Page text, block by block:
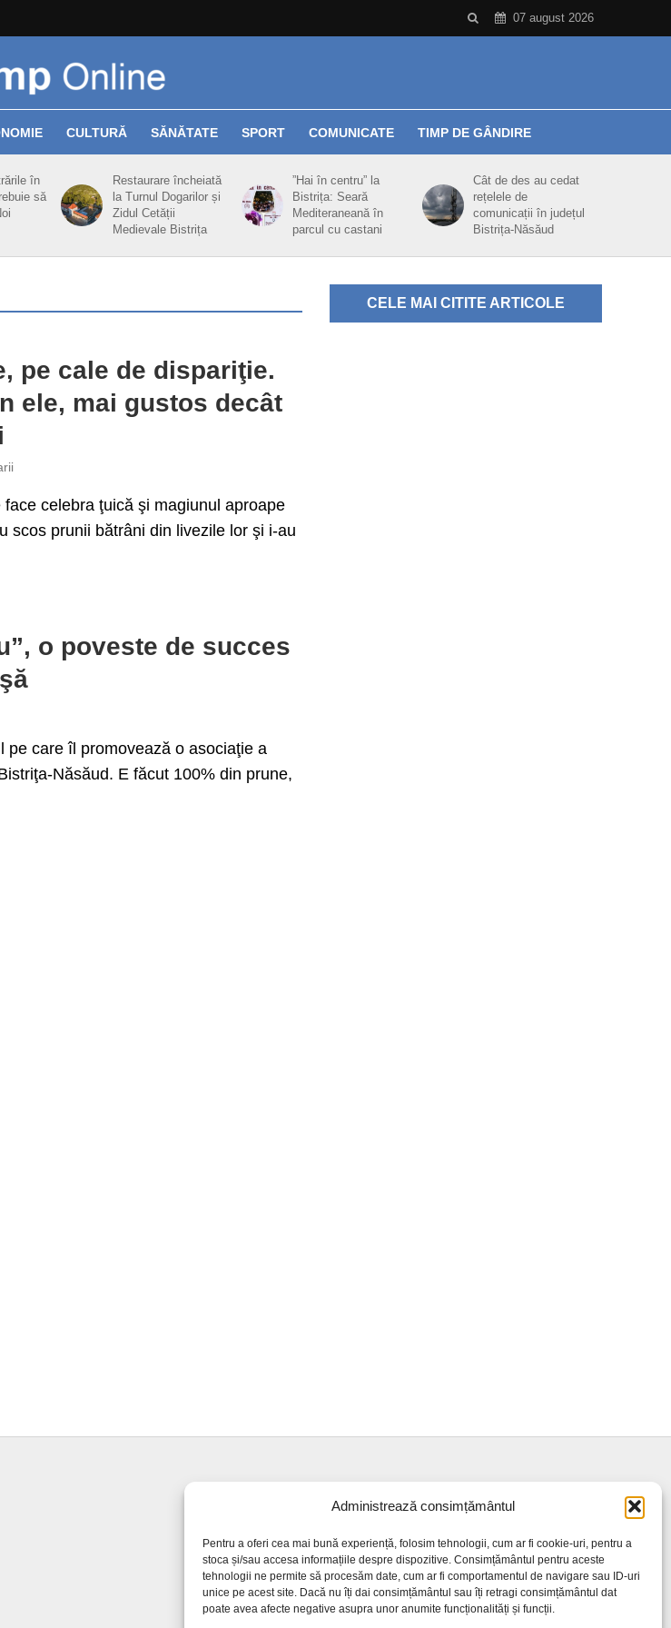
Administrează consimțământul
Pentru a oferi cea mai bună experiență, folosim tehnologii, cum ar fi cookie-uri, pentru a
stoca și/sau accesa informațiile despre dispozitive. Consimțământul pentru aceste
tehnologii ne permite să procesăm date, cum ar fi comportamentul de navigare sau ID-uri
unice pe acest site. Dacă nu îți dai consimțământul sau îți retragi consimțământul dat
poate avea afecte negative asupra unor anumite funcționalități și funcții.
07 august 2026
CULTURĂ SĂNĂTATE SPORT COMUNICATE TIMP DE GÂNDIRE
în
să
Restaurare încheiată
la Turnul Dogarilor și
Zidul Cetății
Medievale Bistrița
”Hai în centru” la
Bistrița: Seară
Mediteraneană în
parcul cu castani
Cât de des au cedat
rețelele de
comunicații în județul
Bistrița-Năsăud
pe cale de dispariţie.
ele, mai gustos decât
celebra ţuică şi magiunul aproape
scos prunii bătrâni din livezile lor şi i-au
o poveste de succes
pe care îl promovează o asociaţie a
Năsăud. E făcut 100% din prune,
CELE MAI CITITE ARTICOLE